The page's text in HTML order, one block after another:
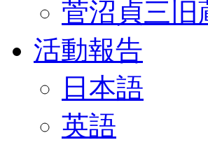
菅沼貞三旧
活動報告
日本語
英語